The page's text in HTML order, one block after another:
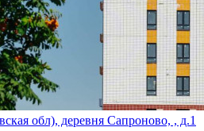
обл), деревня Сапроново, , д.1